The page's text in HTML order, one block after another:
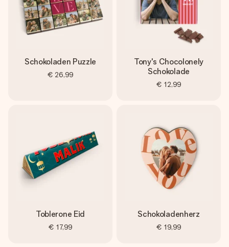
Schokoladen Puzzle
€ 26,99
Tony's Chocolonely
Schokolade
€ 12,99
Toblerone Eid
€ 17,99
Schokoladenherz
€ 19,99